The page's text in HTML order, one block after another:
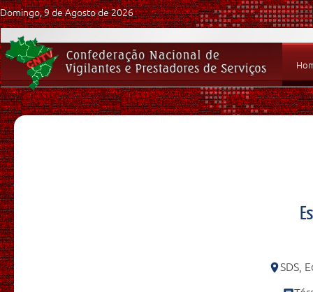
Domingo, 9 de Agosto de 2026
SDS,